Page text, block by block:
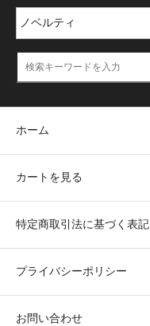
ホーム
カートを見る
特定商取引法に基づく表記
プライバシーポリシー
お問い合わせ